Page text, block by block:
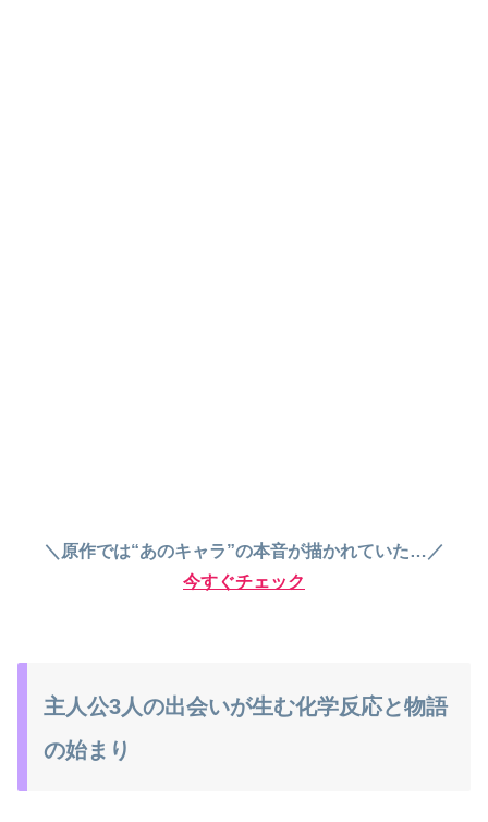
＼原作では“あのキャラ”の本音が描かれていた…／
今すぐチェック
主人公3人の出会いが生む化学反応と物語
の始まり